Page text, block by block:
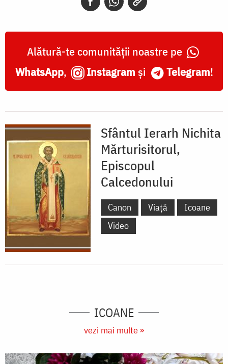
Alătură-te comunității noastre pe
WhatsApp, Instagram și Telegram!
Sfântul Ierarh Nichita
Mărturisitorul,
Episcopul
Calcedonului
Canon Viață
Icoane
Video
ICOANE
vezi mai multe »